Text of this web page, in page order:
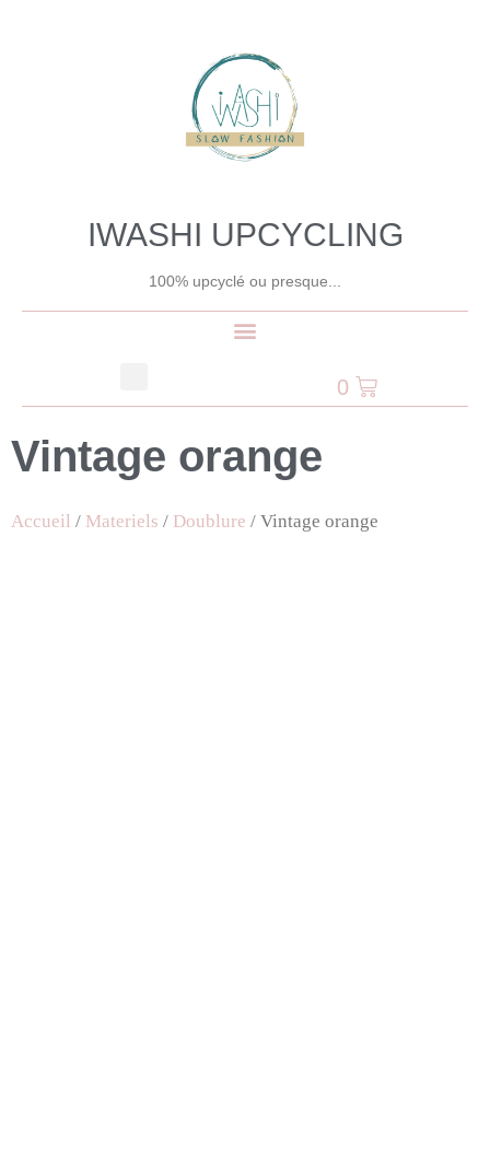
IWASHI UPCYCLING
100% upcyclé ou presque...
0
Vintage orange
Accueil / Materiels / Doublure / Vintage orange